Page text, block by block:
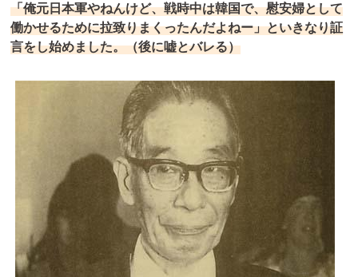
「俺元日本軍やねんけど、戦時中は韓国で、慰安婦として
働かせるために拉致りまくったんだよねー」といきなり証
言をし始めました。（後に嘘とバレる）